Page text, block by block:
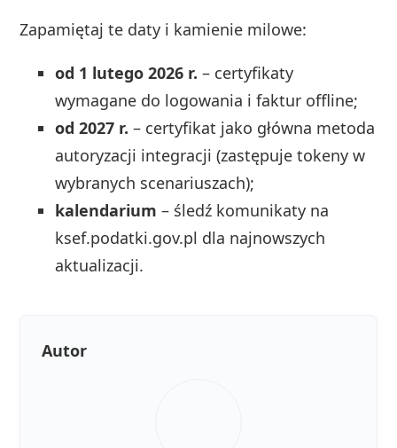
Zapamiętaj te daty i kamienie milowe:
od 1 lutego 2026 r. – certyfikaty
wymagane do logowania i faktur offline;
od 2027 r. – certyfikat jako główna metoda
autoryzacji integracji (zastępuje tokeny w
wybranych scenariuszach);
kalendarium – śledź komunikaty na
ksef.podatki.gov.pl dla najnowszych
aktualizacji.
Autor